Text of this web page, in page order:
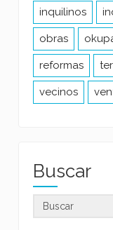
inquilinos
obras
reformas
vecinos
Buscar